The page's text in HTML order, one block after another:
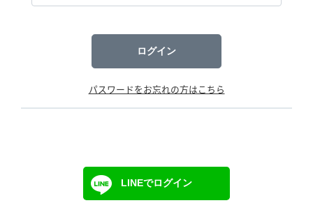
ログイン
パスワードをお忘れの方はこちら
LINEでログイン